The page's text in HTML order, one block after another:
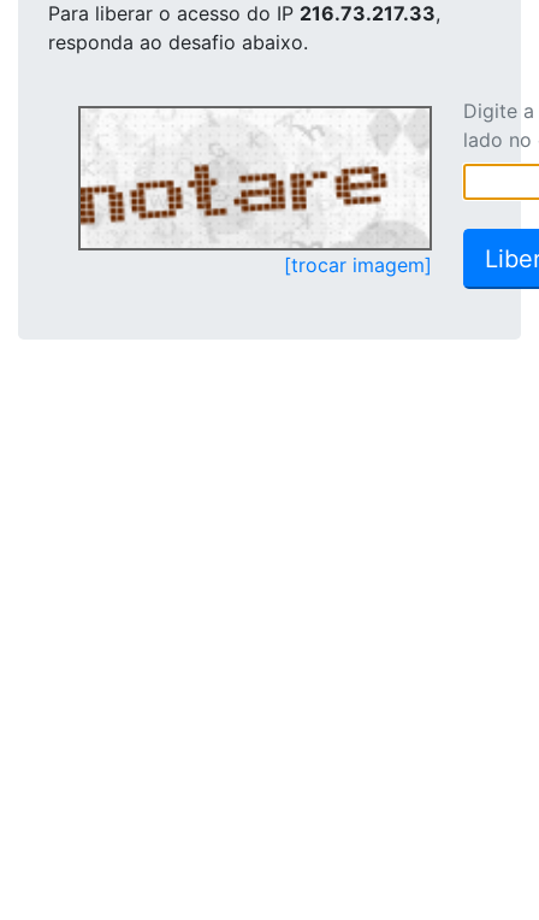
Para liberar o acesso do IP 216.73.217.33,
responda ao desafio abaixo.
[trocar imagem]
Digite
lado no